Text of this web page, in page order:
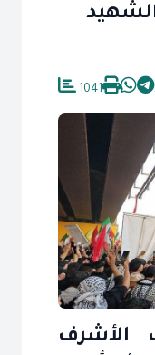
1041
الأشرف